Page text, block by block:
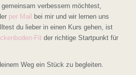
verbessern möchtest,
per Mail
bei mir und wir lernen uns
du lieber in einen Kurs gehen, ist
Fitder richtige Startpunkt für
Weg ein Stück zu begleiten.